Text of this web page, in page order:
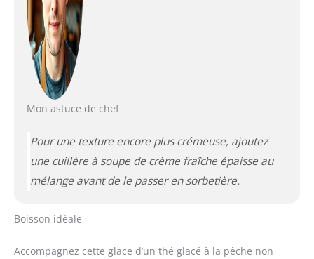
Mon astuce de chef
Pour une texture encore plus crémeuse, ajoutez
une cuillère à soupe de crème fraîche épaisse au
mélange avant de le passer en sorbetière.
Boisson idéale
Accompagnez cette glace d’un thé glacé à la pêche non